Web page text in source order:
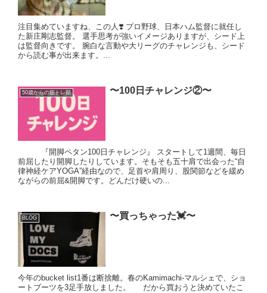
注目集めていますね、この人❣️ プロ野球、日本ハム監督に就任し
た新庄剛志監督。 選手思考が強いイメージありますが、シード上
は監督向きです。 腕白な言動や大リーグのチャレンジも、シード
から読む事が出来ます。...
50歳からの筋トレ部 〜100日チャレンジ②〜
『開脚ペタン100日チャレンジ』 スタートして1週間、毎日
前屈したり開脚したりしています。そもそも五十肩で出会った“自
律神経ケアYOGA”経由なので、足首や肩周り、股関節などを緩め
ながらの前屈&開脚です。どんだけ硬いの...
BLOG 〜買っちゃった💓〜
今年のbucket list1番は断捨離。春のKamimachi-マルシェで、ショ
ートブーツを3足手放しました。 だから買おうと決めていたこ